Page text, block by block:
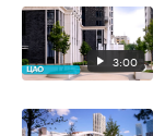
3:00